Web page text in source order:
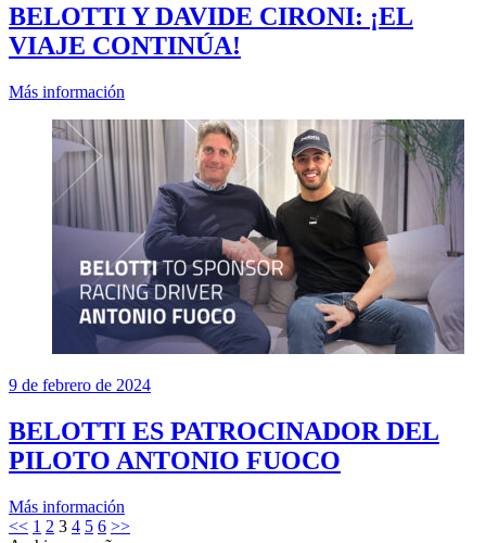
BELOTTI Y DAVIDE CIRONI: ¡EL
VIAJE CONTINÚA!
Más información
9 de febrero de 2024
BELOTTI ES PATROCINADOR DEL
PILOTO ANTONIO FUOCO
Más información
<< 1 2 3 4 5 6 >>